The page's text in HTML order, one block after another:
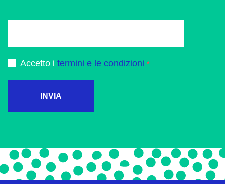
Accetto i termini e le condizioni
INVIA